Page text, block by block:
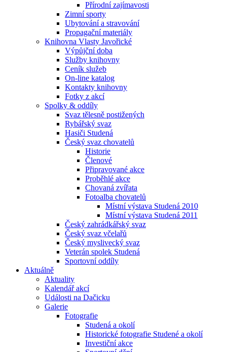
Přírodní zajímavosti
Zimní sporty
Ubytování a stravování
Propagační materiály
Knihovna Vlasty Javořické
Výpůjční doba
Služby knihovny
Ceník služeb
On-line katalog
Kontakty knihovny
Fotky z akcí
Spolky & oddíly
Svaz tělesně postižených
Rybářský svaz
Hasiči Studená
Český svaz chovatelů
Historie
Členové
Připravované akce
Proběhlé akce
Chovaná zvířata
Fotoalba chovatelů
Místní výstava Studená 2010
Místní výstava Studená 2011
Český zahrádkářský svaz
Český svaz včelařů
Český myslivecký svaz
Veterán spolek Studená
Sportovní oddíly
Aktuálně
Aktuality
Kalendář akcí
Události na Dačicku
Galerie
Fotografie
Studená a okolí
Historické fotografie Studené a okolí
Investiční akce